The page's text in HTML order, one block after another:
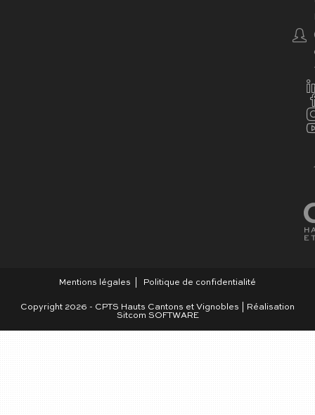
Mentions légales Politique de confidentialité
Copyright 2026 - CPTS Hauts Cantons et Vignobles | Réalisation
Sitcom SOFTWARE